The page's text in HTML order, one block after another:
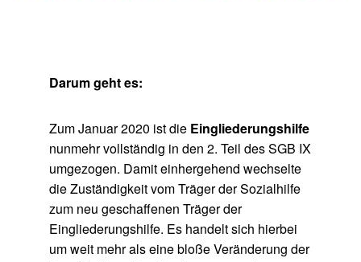
Darum geht es:
Zum Januar 2020 ist die Eingliederungshilfe
nunmehr vollständig in den 2. Teil des SGB IX
umgezogen. Damit einhergehend wechselte
die Zuständigkeit vom Träger der Sozialhilfe
zum neu geschaffenen Träger der
Eingliederungshilfe. Es handelt sich hierbei
um weit mehr als eine bloße Veränderung der